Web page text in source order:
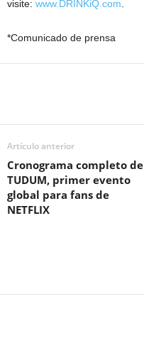
visite: www.DRINKiQ.com
*Comunicado de prensa
Artículo anterior
Cronograma completo de
TUDUM, primer evento
global para fans de
NETFLIX